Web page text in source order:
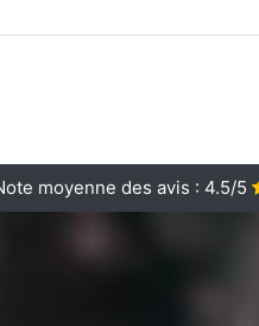
moyenne des avis : 4.5/5